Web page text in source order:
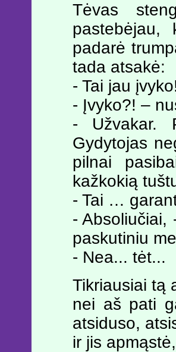
Tėvas
padarė
tada atsakė:
- Tai jau
- Įvyko?! –
- Užvakar.
Gydytojas
pilnai
kažkokią
- Tai …
-
paskutiniu
- Nea... tėt...
Tikriausiai tą
nei aš pati
atsiduso,
ir jis